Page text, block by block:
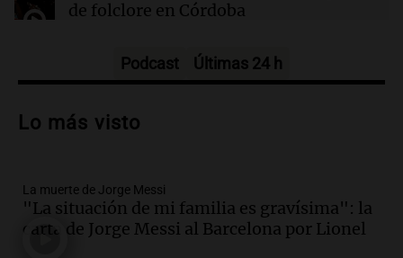
de folclore en Córdoba
Audio.Trágico accidente en Mendoza:
vehículos desde un puente
Audio.Tragedia en Mendoza: un muerto
y cinco heridos tras caer dos autos desde
un puente
Podcast Últimas 24 h
Lo más visto
La muerte de Jorge Messi
"La situación de mi familia es gravísima": la
carta de Jorge Messi al Barcelona por Lionel